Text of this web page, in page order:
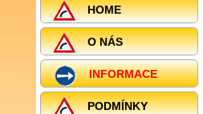
HOME
O NÁS
INFORMACE
PODMÍNKY